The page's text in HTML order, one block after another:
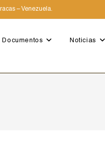
– Venezuela.
Documentos Noticias